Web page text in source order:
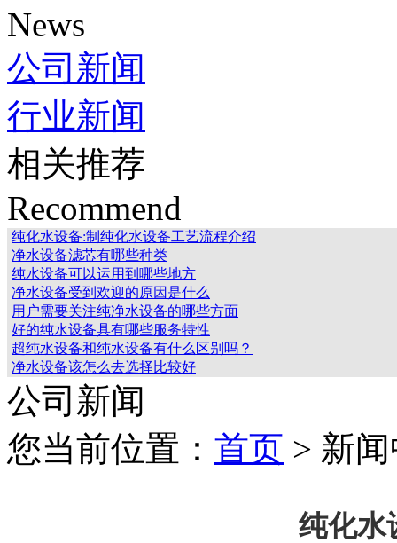
News
公司新闻
行业新闻
相关推荐
Recommend
纯化水设备:制纯化水设备工艺流程介绍
净水设备滤芯有哪些种类
纯水设备可以运用到哪些地方
净水设备受到欢迎的原因是什么
用户需要关注纯净水设备的哪些方面
好的纯水设备具有哪些服务特性
超纯水设备和纯水设备有什么区别吗？
净水设备该怎么去选择比较好
公司新闻
您当前位置： 首页 > 新
纯化水